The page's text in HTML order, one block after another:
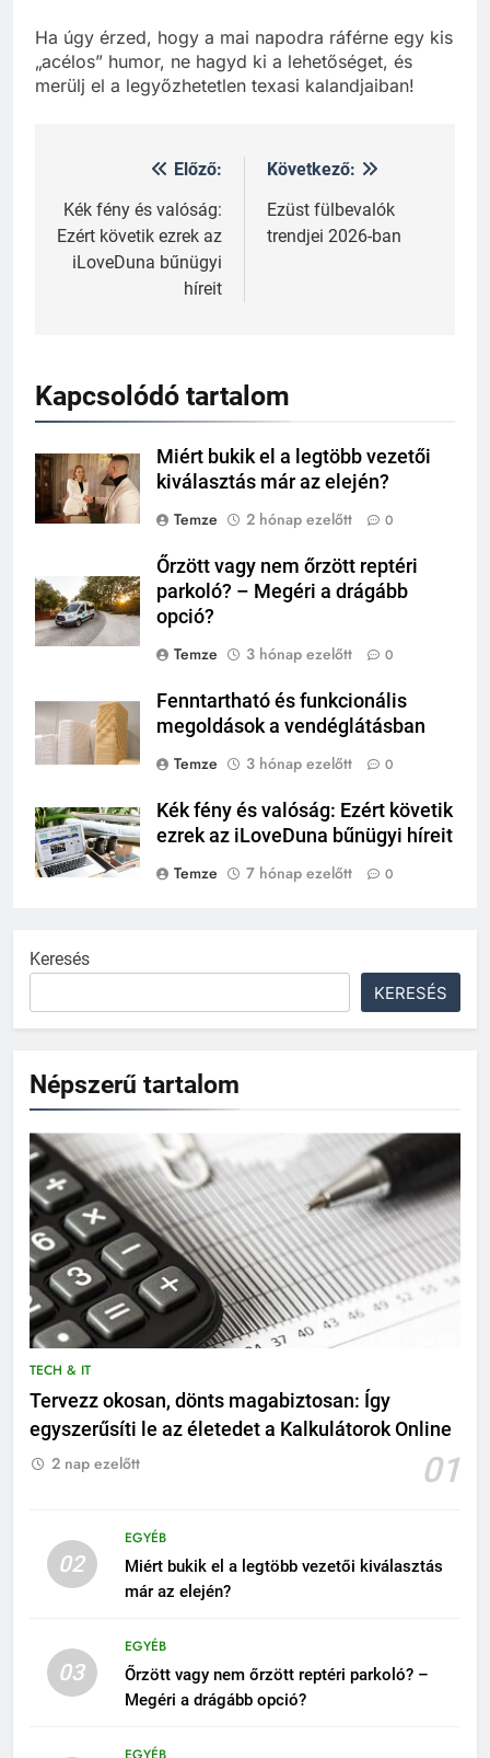
Keresés
KERESÉS
Népszerű tartalom
TECH & IT
Tervezz okosan, dönts magabiztosan: Így
egyszerűsíti le az életedet a Kalkulátorok Online
01
2 nap ezelőtt
02
EGYÉB
Miért bukik el a legtöbb vezetői kiválasztás
már az elején?
03
EGYÉB
Őrzött vagy nem őrzött reptéri parkoló? –
Megéri a drágább opció?
Ha úgy érzed, hogy a mai napodra ráférne egy kis
„acélos” humor, ne hagyd ki a lehetőséget, és
merülj el a legyőzhetetlen texasi kalandjaiban!
Bejegyzés
navigáció
Előző:
Kék fény és valóság:
Ezért követik ezrek az
iLoveDuna bűnügyi
híreit
Következő:
Ezüst fülbevalók
trendjei 2026-ban
Kapcsolódó tartalom
Miért bukik el a legtöbb vezetői
kiválasztás már az elején?
Temze
2 hónap ezelőtt 0
Őrzött vagy nem őrzött reptéri
parkoló? – Megéri a drágább
opció?
Temze
3 hónap ezelőtt 0
Fenntartható és funkcionális
megoldások a vendéglátásban
Temze
3 hónap ezelőtt 0
Kék fény és valóság: Ezért követik
ezrek az iLoveDuna bűnügyi híreit
Temze
7 hónap ezelőtt 0